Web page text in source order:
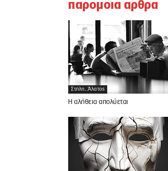
παρομοια αρθρα
Στήλη...άλατος
Η αλήθεια απολύεται